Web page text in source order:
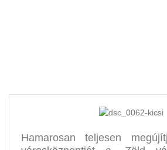
Hamarosan teljesen